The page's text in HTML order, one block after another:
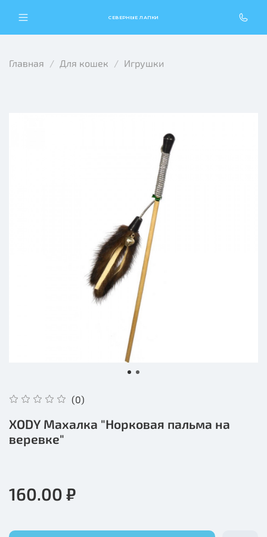
СЕВЕРНЫЕ ЛАПКИ
Главная Для кошек Игрушки
(0)
XODY Махалка "Норковая пальма на
веревке"
160.00 ₽